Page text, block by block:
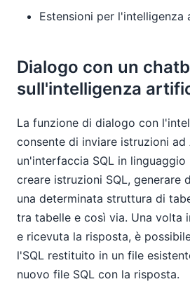
Estensioni per l'intelligenza
Dialogo con un
sull'intelligenza
La funzione di dialogo con
consente di inviare istruzioni ad
un'interfaccia SQL in linguaggio
creare istruzioni SQL, generare
una determinata struttura di
tra tabelle e così via. Una volta
e ricevuta la risposta, è
l'SQL restituito in un file
nuovo file SQL con la risposta.